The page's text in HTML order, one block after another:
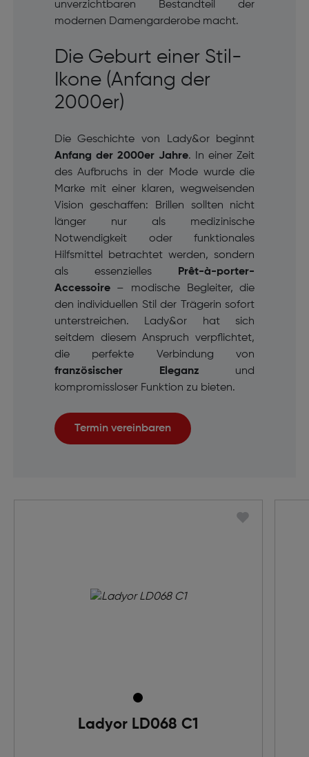
unverzichtbaren Bestandteil der
modernen Damengarderobe macht.
Die Geburt einer Stil-
Ikone (Anfang der
2000er)
Die Geschichte von Lady&or beginnt
Anfang der 2000er Jahre. In einer Zeit
des Aufbruchs in der Mode wurde die
Marke mit einer klaren, wegweisenden
Vision geschaffen: Brillen sollten nicht
länger nur als medizinische
Notwendigkeit oder funktionales
Hilfsmittel betrachtet werden, sondern
als essenzielles
Prêt-à-porter-
Accessoire– modische Begleiter, die
den individuellen Stil der Trägerin sofort
unterstreichen. Lady&or hat sich
seitdem diesem Anspruch verpflichtet,
die perfekte Verbindung von
französischer Eleganz und
kompromissloser Funktion zu bieten.
Termin vereinbaren
Ladyor LD068 C1